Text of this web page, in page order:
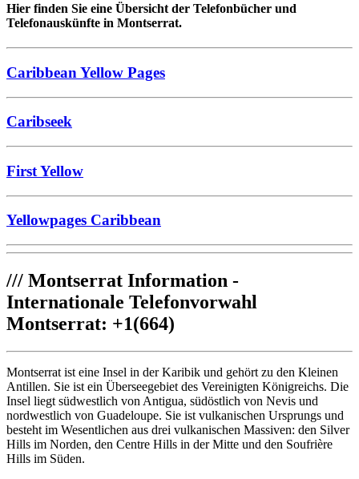
Hier finden Sie eine Übersicht der Telefonbücher und
Telefonauskünfte in Montserrat.
Caribbean Yellow Pages
Caribseek
First Yellow
Yellowpages Caribbean
/// Montserrat Information -
Internationale Telefonvorwahl
Montserrat: +1(664)
Montserrat ist eine Insel in der Karibik und gehört zu den Kleinen
Antillen. Sie ist ein Überseegebiet des Vereinigten Königreichs. Die
Insel liegt südwestlich von Antigua, südöstlich von Nevis und
nordwestlich von Guadeloupe. Sie ist vulkanischen Ursprungs und
besteht im Wesentlichen aus drei vulkanischen Massiven: den Silver
Hills im Norden, den Centre Hills in der Mitte und den Soufrière
Hills im Süden.